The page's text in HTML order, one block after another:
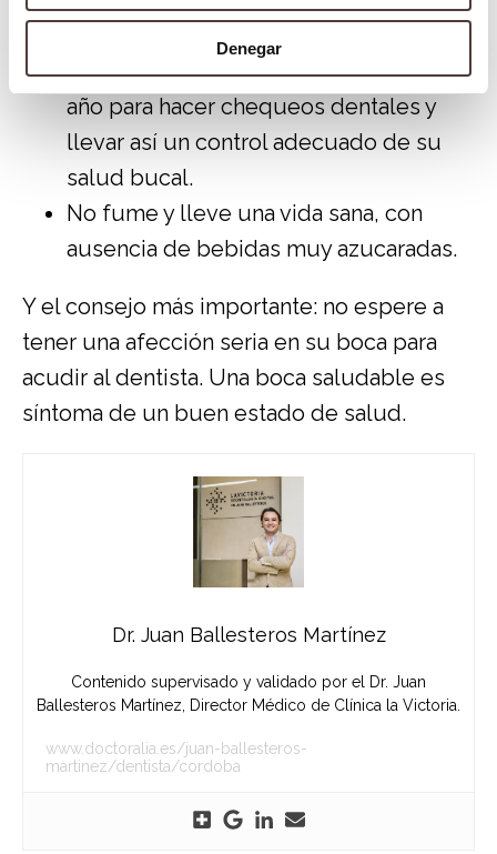
Denegar
Acuda al dentista al menos una vez al
año para hacer chequeos dentales y
llevar así un control adecuado de su
salud bucal.
No fume y lleve una vida sana, con
ausencia de bebidas muy azucaradas.
Y el consejo más importante: no espere a
tener una afección seria en su boca para
acudir al dentista. Una boca saludable es
síntoma de un buen estado de salud.
Dr. Juan Ballesteros Martínez
Contenido supervisado y validado por el Dr. Juan
Ballesteros Martínez, Director Médico de Clínica la Victoria.
www.doctoralia.es/juan-ballesteros-
martinez/dentista/cordoba